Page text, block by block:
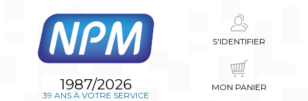
1987/2026
39 ANS À VOTRE SERVICE
S'IDENTIFIER
MON PANIER